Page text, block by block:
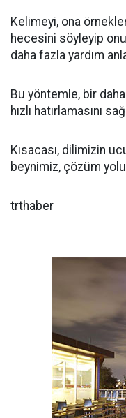
Kelimeyi, ona
hecesini söyleyip
daha fazla yardım
Bu yöntemle, bir
hızlı hatırlamasını
Kısacası, dilimizin
beynimiz, çözüm
trthaber